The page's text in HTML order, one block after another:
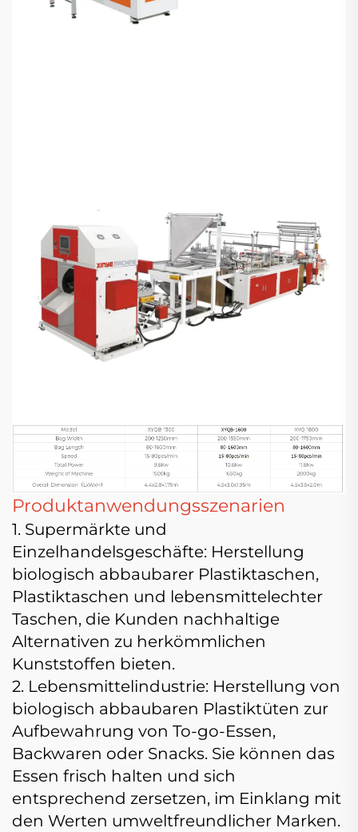
Produktanwendungsszenarien
1. Supermärkte und
Einzelhandelsgeschäfte: Herstellung
biologisch abbaubarer Plastiktaschen,
Plastiktaschen und lebensmittelechter
Taschen, die Kunden nachhaltige
Alternativen zu herkömmlichen
Kunststoffen bieten.
2. Lebensmittelindustrie: Herstellung von
biologisch abbaubaren Plastiktüten zur
Aufbewahrung von To-go-Essen,
Backwaren oder Snacks. Sie können das
Essen frisch halten und sich
entsprechend zersetzen, im Einklang mit
den Werten umweltfreundlicher Marken.